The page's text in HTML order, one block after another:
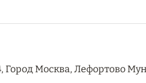
Город Москва, Лефортово